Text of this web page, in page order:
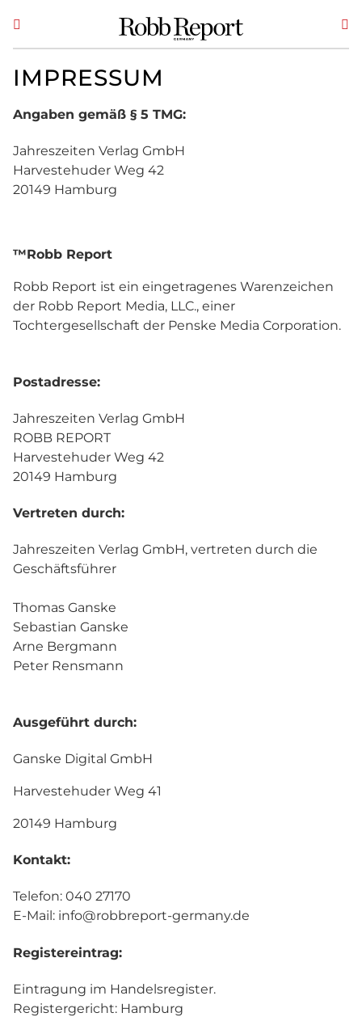
IMPRESSUM
Angaben gemäß § 5 TMG:
Jahreszeiten Verlag GmbH
Harvestehuder Weg 42
20149 Hamburg
™Robb Report
Robb Report ist ein eingetragenes Warenzeichen
der Robb Report Media, LLC., einer
Tochtergesellschaft der Penske Media Corporation.
Postadresse:
Jahreszeiten Verlag GmbH
ROBB REPORT
Harvestehuder Weg 42
20149 Hamburg
Vertreten durch:
Jahreszeiten Verlag GmbH, vertreten durch die
Geschäftsführer
Thomas Ganske
Sebastian Ganske
Arne Bergmann
Peter Rensmann
Ausgeführt durch:
Ganske Digital GmbH
Harvestehuder Weg 41
20149 Hamburg
Kontakt:
Telefon: 040 27170
E-Mail: info@robbreport-germany.de
Registereintrag:
Eintragung im Handelsregister.
Registergericht: Hamburg